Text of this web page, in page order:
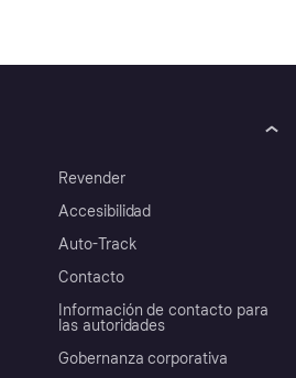
Revender
Accesibilidad
Auto-Track
Contacto
Información de contacto para
las autoridades
Gobernanza corporativa